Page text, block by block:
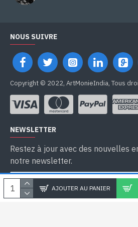
AJOUTER AU PANIER
NOUS SUIVRE
Copyright © 2022, ArtMonieIndia, Tous
NEWSLETTER
Restez à jour avec des nouvelles
notre newsletter.